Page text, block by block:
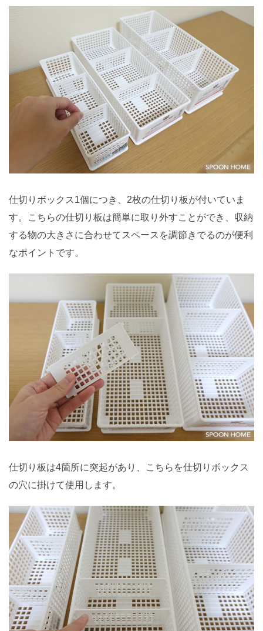
仕切りボックス1個につき、2枚の仕切り板が付いていま
す。こちらの仕切り板は簡単に取り外すことができ、収納
する物の大きさに合わせてスペースを調節きでるのが便利
なポイントです。
仕切り板は4箇所に突起があり、こちらを仕切りボックス
の穴に掛けて使用します。